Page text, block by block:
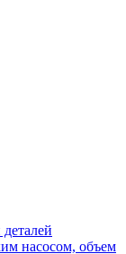
насосом, объем